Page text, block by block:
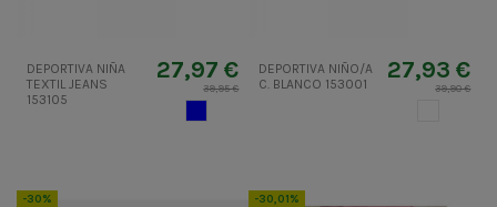
DEPORTIVA NIÑA
TEXTIL JEANS
153105
27,97 €
39,95 €
DEPORTIVA NIÑO/A
C. BLANCO 153001
27,93 €
39,90 €
-30% -30,01%